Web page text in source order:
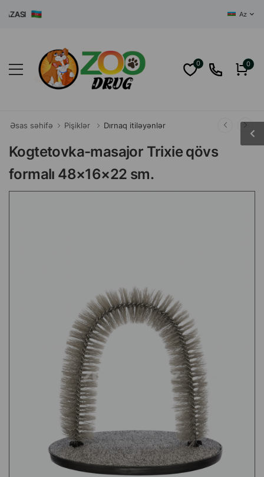
Az
0 0
Əsas səhifə Pişiklər Dırnaq itiləyənlər
Kogtetovka-masajor Trixie qövs
formalı 48×16×22 sm.